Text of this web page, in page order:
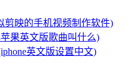
剪映的手机视频制作软件)
果英文版歌曲叫什么)
英文版设置中文)